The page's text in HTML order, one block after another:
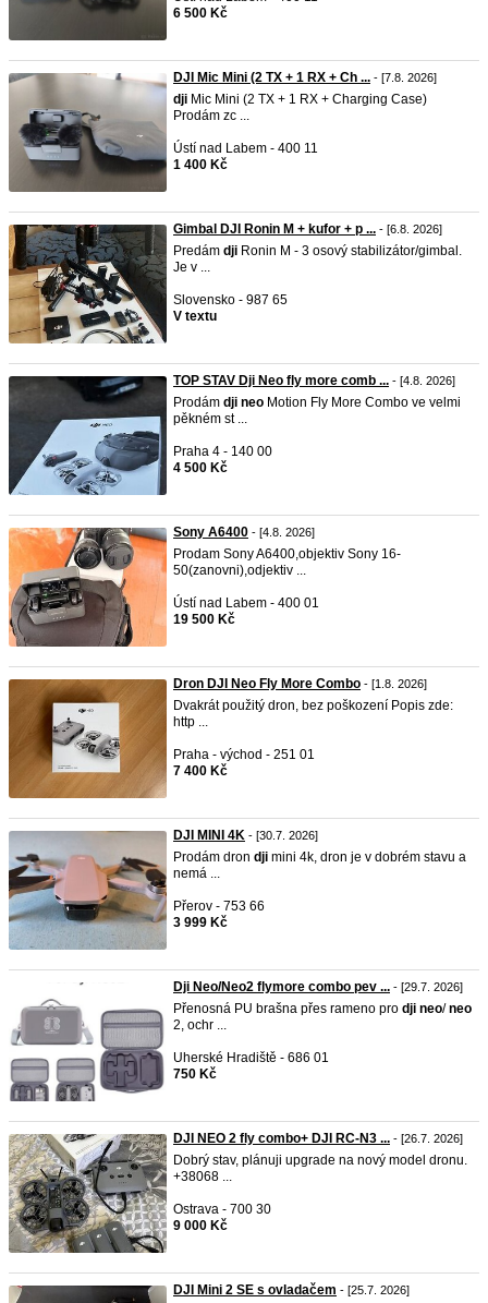
6 500 Kč
DJI Mic Mini (2 TX + 1 RX + Ch ... - [7.8. 2026]
dji Mic Mini (2 TX + 1 RX + Charging Case)
Prodám zc ...
Ústí nad Labem - 400 11
1 400 Kč
Gimbal DJI Ronin M + kufor + p ... - [6.8. 2026]
Predám dji Ronin M - 3 osový stabilizátor/gimbal.
Je v ...
Slovensko - 987 65
V textu
TOP STAV Dji Neo fly more comb ... - [4.8. 2026]
Prodám dji neo Motion Fly More Combo ve velmi
pěkném st ...
Praha 4 - 140 00
4 500 Kč
Sony A6400 - [4.8. 2026]
Prodam Sony A6400,objektiv Sony 16-
50(zanovni),odjektiv ...
Ústí nad Labem - 400 01
19 500 Kč
Dron DJI Neo Fly More Combo - [1.8. 2026]
Dvakrát použitý dron, bez poškození Popis zde:
http ...
Praha - východ - 251 01
7 400 Kč
DJI MINI 4K - [30.7. 2026]
Prodám dron dji mini 4k, dron je v dobrém stavu a
nemá ...
Přerov - 753 66
3 999 Kč
Dji Neo/Neo2 flymore combo pev ... - [29.7. 2026]
Přenosná PU brašna přes rameno pro dji neo/neo
2, ochr ...
Uherské Hradiště - 686 01
750 Kč
DJI NEO 2 fly combo+ DJI RC-N3 ... - [26.7. 2026]
Dobrý stav, plánuji upgrade na nový model dronu.
+38068 ...
Ostrava - 700 30
9 000 Kč
DJI Mini 2 SE s ovladačem - [25.7. 2026]